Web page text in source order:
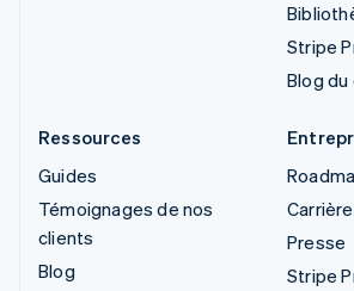
Stripe
Blog
Ressources
Guides
Témoignages de nos
clients
Blog
Presse
Stripe